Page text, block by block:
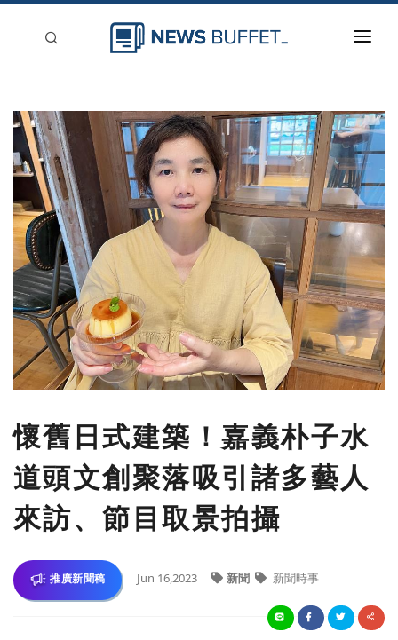
新聞稿分類
登入
刊登
懷舊日式建築！嘉義朴子水
道頭文創聚落吸引諸多藝人
來訪、節目取景拍攝
推廣新聞稿 Jun 16,2023 新聞 新聞時事